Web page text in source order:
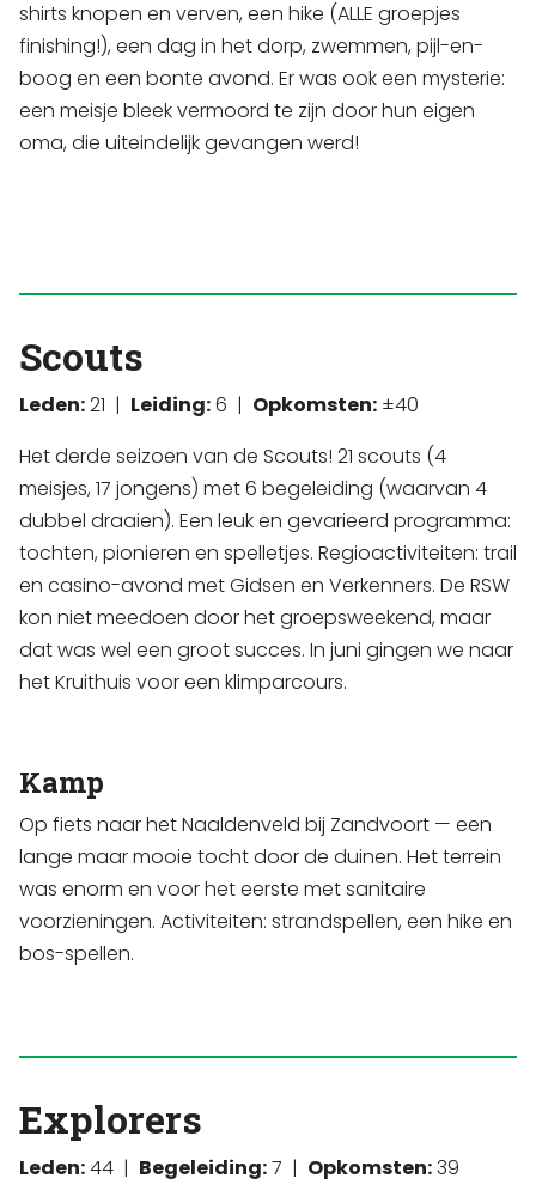
shirts knopen en verven, een hike (ALLE groepjes
finishing!), een dag in het dorp, zwemmen, pijl-en-
boog en een bonte avond. Er was ook een mysterie:
een meisje bleek vermoord te zijn door hun eigen
oma, die uiteindelijk gevangen werd!
Scouts
Leden:21 | Leiding:6 | Opkomsten: ±40
Het derde seizoen van de Scouts! 21 scouts (4
meisjes, 17 jongens) met 6 begeleiding (waarvan 4
dubbel draaien). Een leuk en gevarieerd programma:
tochten, pionieren en spelletjes. Regioactiviteiten: trail
en casino-avond met Gidsen en Verkenners. De RSW
kon niet meedoen door het groepsweekend, maar
dat was wel een groot succes. In juni gingen we naar
het Kruithuis voor een klimparcours.
Kamp
Op fiets naar het Naaldenveld bij Zandvoort — een
lange maar mooie tocht door de duinen. Het terrein
was enorm en voor het eerste met sanitaire
voorzieningen. Activiteiten: strandspellen, een hike en
bos-spellen.
Explorers
Leden:44 | Begeleiding:7 | Opkomsten:39